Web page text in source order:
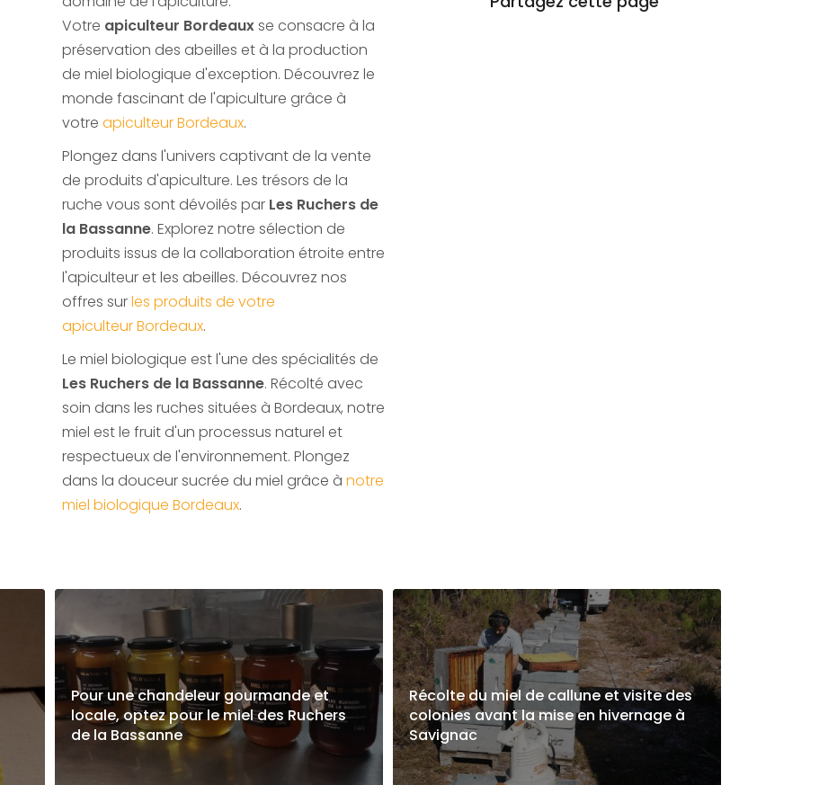
Votre apiculteur Bordeauxse consacre à la
préservation des abeilles et à la production
de miel biologique d'exception. Découvrez le
monde fascinant de l'apiculture grâce à
votre apiculteur Bordeaux.
Plongez dans l'univers captivant de la vente
de produits d'apiculture. Les trésors de la
ruche vous sont dévoilés par Les Ruchers de
la Bassanne. Explorez notre sélection de
produits issus de la collaboration étroite entre
l'apiculteur et les abeilles. Découvrez nos
offres surles produits de votre
apiculteur Bordeaux.
Le miel biologique est l'une des spécialités de
Les Ruchers de la Bassanne. Récolté avec
soin dans les ruches situées à Bordeaux, notre
miel est le fruit d'un processus naturel et
respectueux de l'environnement. Plongez
dans la douceur sucrée du miel grâce à notre
miel biologique Bordeaux.
Pour une chandeleur gourmande et
locale, optez pour le miel des Ruchers
de la Bassanne
Récolte du miel de callune et visite des
colonies avant la mise en hivernage à
Savignac